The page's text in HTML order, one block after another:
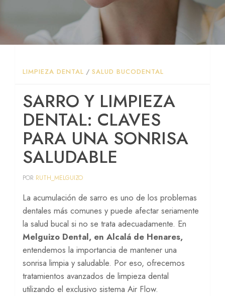
Implantología
Estética dental
Periodoncia
Prótesis
Peritaje dental
Sedación consciente
CASOS CLÍNICOS
BLOG
LIMPIEZA DENTAL / SALUD BUCODENTAL
SARRO Y LIMPIEZA
DENTAL: CLAVES
PARA UNA SONRISA
SALUDABLE
POR RUTH_MELGUIZO
La acumulación de sarro es uno de los problemas
dentales más comunes y puede afectar seriamente
la salud bucal si no se trata adecuadamente. En
Melguizo Dental, en Alcalá de Henares,
entendemos la importancia de mantener una
sonrisa limpia y saludable. Por eso, ofrecemos
tratamientos avanzados de limpieza dental
utilizando el exclusivo sistema Air Flow.